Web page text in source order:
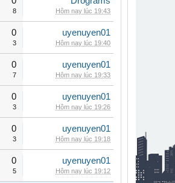
8 Hôm nay lúc 19:43
0
3
uyenuyen01
Hôm nay lúc 19:40
0
7
uyenuyen01
Hôm nay lúc 19:33
0
3
uyenuyen01
Hôm nay lúc 19:26
0
3
uyenuyen01
Hôm nay lúc 19:18
0
5
uyenuyen01
Hôm nay lúc 19:12